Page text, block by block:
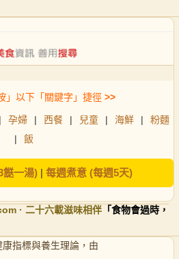
」以下「關鍵字」捷徑 >>
| 孕婦 | 西餐 | 兒童 | 海鮮 |
粉麵
|
飯
餸一湯)| 每週煮意 (每週5天)
· 二十六載滋味相伴 「食物會過時，
康指標與養生理論，由